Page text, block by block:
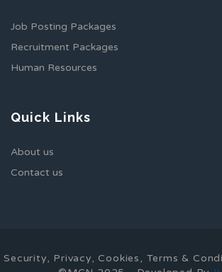
Job Posting Packages
Recruitment Packages
Human Resources
Quick Links
About us
Contact us
Security, Privacy, Cookies, Terms &